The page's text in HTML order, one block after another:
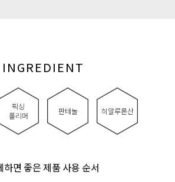
INGREDIENT
픽싱
폴리머
판테놀 히알루론산
하면 좋은 제품 사용 순서